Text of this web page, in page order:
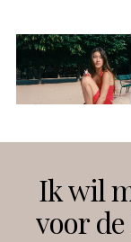
Instagram
Ik wil
voor